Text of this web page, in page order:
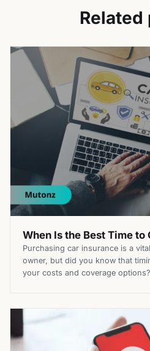
Related
When Is the Best Time to
Purchasing car insurance is a
owner, but did you know that
your costs and coverage
coverage aligns with your